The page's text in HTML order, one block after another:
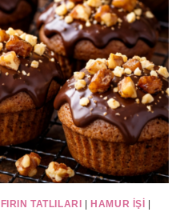
FIRIN TATLILARI |HAMUR IŞI |